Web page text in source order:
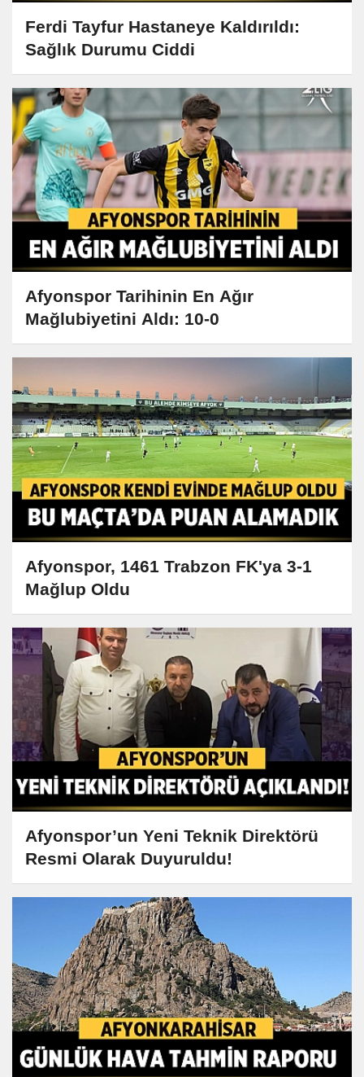
Ferdi Tayfur Hastaneye Kaldırıldı:
Sağlık Durumu Ciddi
Afyonspor Tarihinin En Ağır
Mağlubiyetini Aldı: 10-0
Afyonspor, 1461 Trabzon FK'ya 3-1
Mağlup Oldu
Afyonspor’un Yeni Teknik Direktörü
Resmi Olarak Duyuruldu!